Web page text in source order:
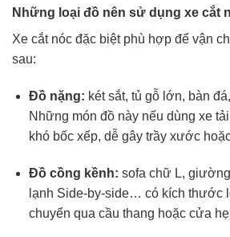
Những loại đồ nên sử dụng xe cắt
Xe cắt nóc đặc biệt phù hợp để vận
sau:
Đồ nặng: két sắt, tủ gỗ lớn, bàn
Những món đồ này nếu dùng xe
khó bốc xếp, dễ gây trầy xước
Đồ cồng kềnh: sofa chữ L,
lạnh Side-by-side… có kích thước
chuyển qua cầu thang hoặc cửa